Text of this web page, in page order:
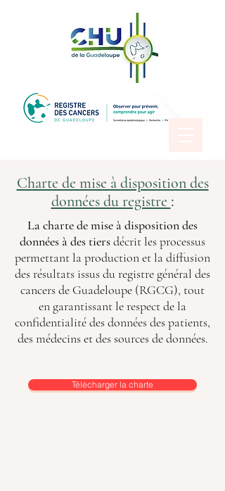
Charte de mise à disposition des
données du registre :
La charte de mise à disposition des
données à des tiersdécrit les processus
permettant la production et la diffusion
des résultats issus du registre général des
cancers de Guadeloupe (RGCG), tout
en garantissant le respect de la
confidentialité des données des patients,
des médecins et des sources de données.
Télécharger la charte